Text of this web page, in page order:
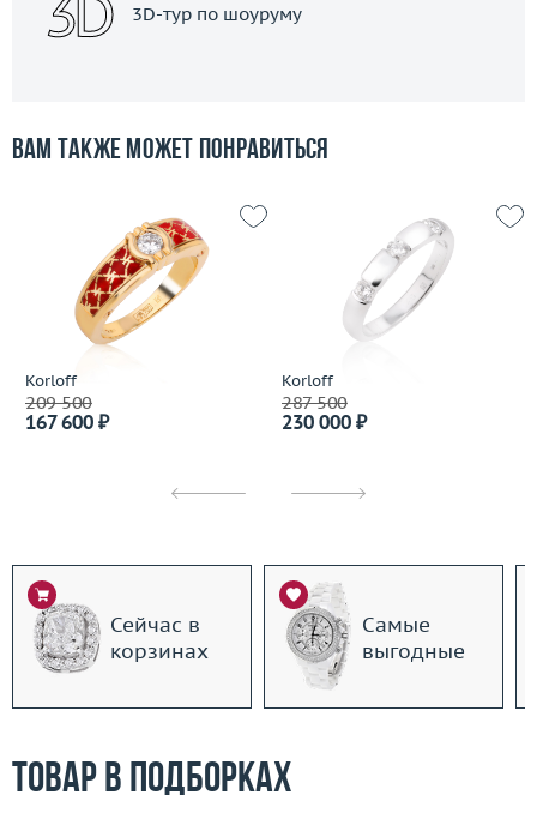
3D-тур по шоуруму
Вам также может понравиться
Korloff
209 500
167 600 ₽
Korloff
287 500
230 000 ₽
Сейчас в
корзинах
Самые
выгодные
Товар в подборках